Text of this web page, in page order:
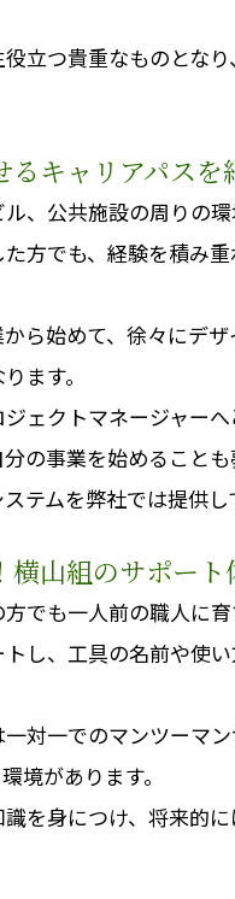
立つ貴重なものとな
るキャリアパスを
、公共施設の周りの環
方でも、経験を積み
ら始めて、徐々にデ
ます。
ェクトマネージャー
の事業を始めることも
テムを弊社では提供し
横山組のサポート
でも一人前の職人に育
し、工具の名前や使
対一でのマンツーマ
境があります。
を身につけ、将来的